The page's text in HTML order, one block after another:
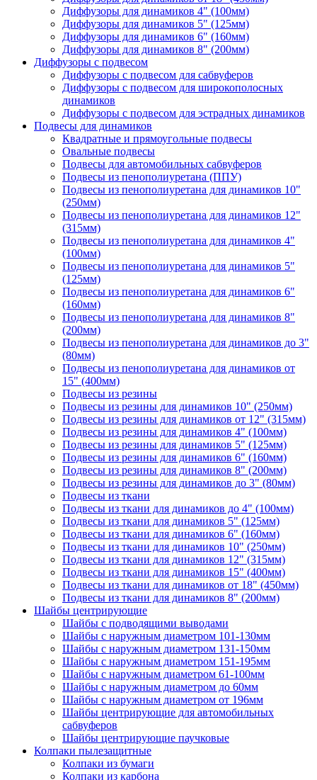
Диффузоры для динамиков 4" (100мм)
Диффузоры для динамиков 5" (125мм)
Диффузоры для динамиков 6" (160мм)
Диффузоры для динамиков 8" (200мм)
Диффузоры с подвесом
Диффузоры с подвесом для сабвуферов
Диффузоры с подвесом для широкополосных
динамиков
Диффузоры с подвесом для эстрадных динамиков
Подвесы для динамиков
Квадратные и прямоугольные подвесы
Овальные подвесы
Подвесы для автомобильных сабвуферов
Подвесы из пенополиуретана (ППУ)
Подвесы из пенополиуретана для динамиков 10"
(250мм)
Подвесы из пенополиуретана для динамиков 12"
(315мм)
Подвесы из пенополиуретана для динамиков 4"
(100мм)
Подвесы из пенополиуретана для динамиков 5"
(125мм)
Подвесы из пенополиуретана для динамиков 6"
(160мм)
Подвесы из пенополиуретана для динамиков 8"
(200мм)
Подвесы из пенополиуретана для динамиков до 3"
(80мм)
Подвесы из пенополиуретана для динамиков от
15" (400мм)
Подвесы из резины
Подвесы из резины для динамиков 10" (250мм)
Подвесы из резины для динамиков от 12" (315мм)
Подвесы из резины для динамиков 4" (100мм)
Подвесы из резины для динамиков 5" (125мм)
Подвесы из резины для динамиков 6" (160мм)
Подвесы из резины для динамиков 8" (200мм)
Подвесы из резины для динамиков до 3" (80мм)
Подвесы из ткани
Подвесы из ткани для динамиков до 4" (100мм)
Подвесы из ткани для динамиков 5" (125мм)
Подвесы из ткани для динамиков 6" (160мм)
Подвесы из ткани для динамиков 10" (250мм)
Подвесы из ткани для динамиков 12" (315мм)
Подвесы из ткани для динамиков 15" (400мм)
Подвесы из ткани для динамиков от 18" (450мм)
Подвесы из ткани для динамиков 8" (200мм)
Шайбы центрирующие
Шайбы с подводящими выводами
Шайбы с наружным диаметром 101-130мм
Шайбы с наружным диаметром 131-150мм
Шайбы с наружным диаметром 151-195мм
Шайбы с наружным диаметром 61-100мм
Шайбы с наружным диаметром до 60мм
Шайбы с наружным диаметром от 196мм
Шайбы центрирующие для автомобильных
сабвуферов
Шайбы центрирующие паучковые
Колпаки пылезащитные
Колпаки из бумаги
Колпаки из карбона